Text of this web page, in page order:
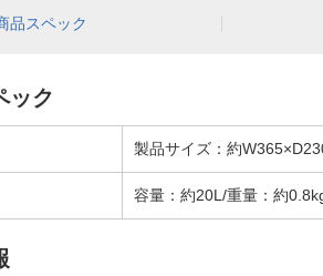
品スペック
ック
製品サイズ：約
容量：約20L/重量：約